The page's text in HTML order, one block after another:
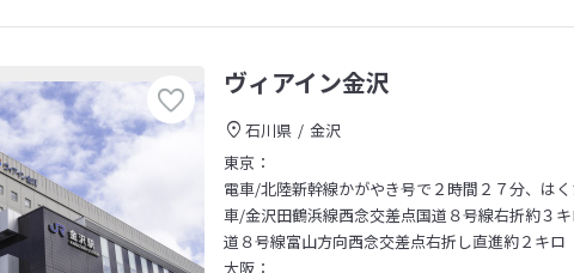
ヴィアイン金沢
石川県
金沢
東京：
電車/北陸新幹線かがやき号で２時間２７分、は
車/金沢田鶴浜線西念交差点国道８号線右折約３
道８号線富山方向西念交差点右折し直進約２キロ
大阪：